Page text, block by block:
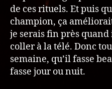
de ces rituels. Et puis
champion, ça
je serais fin près
coller à la télé. Donc
semaine, qu’il fasse
fasse jour ou nuit.